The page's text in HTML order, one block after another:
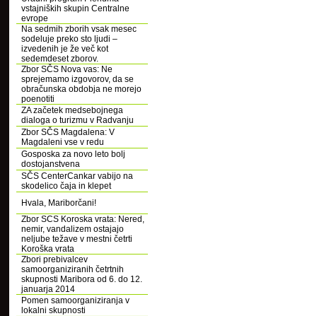
vstajniških skupin Centralne
evrope
Na sedmih zborih vsak mesec
sodeluje preko sto ljudi –
izvedenih je že več kot
sedemdeset zborov.
Zbor SČS Nova vas: Ne
sprejemamo izgovorov, da se
obračunska obdobja ne morejo
poenotiti
ZA začetek medsebojnega
dialoga o turizmu v Radvanju
Zbor SČS Magdalena: V
Magdaleni vse v redu
Gosposka za novo leto bolj
dostojanstvena
SČS CenterCankar vabijo na
skodelico čaja in klepet
Hvala, Mariborčani!
Zbor SCS Koroska vrata: Nered,
nemir, vandalizem ostajajo
neljube težave v mestni četrti
Koroška vrata
Zbori prebivalcev
samoorganiziranih četrtnih
skupnosti Maribora od 6. do 12.
januarja 2014
Pomen samoorganiziranja v
lokalni skupnosti